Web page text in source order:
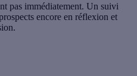
pas immédiatement. Un suivi
encore en réflexion et